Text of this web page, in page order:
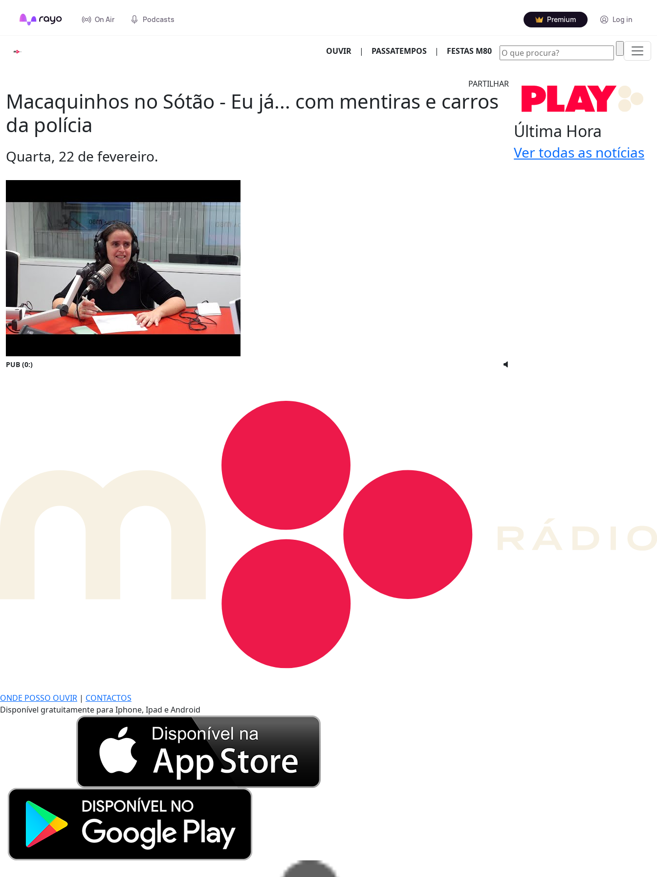
On Air Podcasts Premium Log in
OUVIR (CURRENT)
| PASSATEMPOS | FESTAS M80
PARTILHAR
Macaquinhos no Sótão - Eu já... com mentiras e carros
da polícia
Quarta, 22 de fevereiro.
PUB (0:)
Última Hora
Ver todas as notícias
ONDE POSSO OUVIR | CONTACTOS
Disponível gratuitamente para Iphone, Ipad e Android